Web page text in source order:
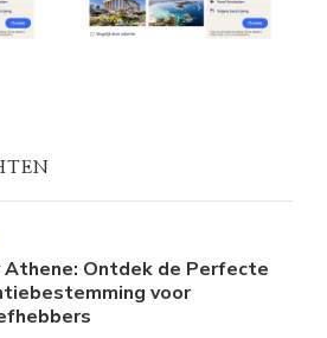
Athene: Ontdek de Perfecte
voor